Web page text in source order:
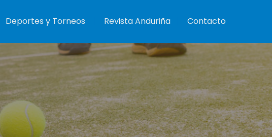
Deportes y Torneos Revista Anduriña Contacto